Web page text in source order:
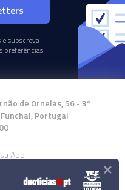
subscreva
preferências.
de Ornelas, 56 - 3º
Portugal
App ×